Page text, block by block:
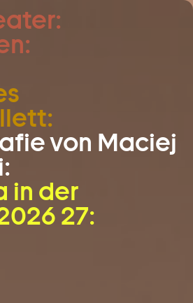
von Maciej
in der
27: